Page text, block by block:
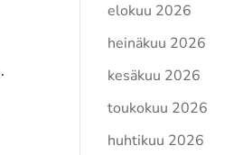
elokuu 2026
heinäkuu 2026
kesäkuu 2026
toukokuu 2026
huhtikuu 2026